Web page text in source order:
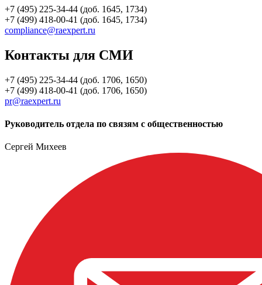
+7 (495) 225-34-44 (доб. 1645, 1734)
+7 (499) 418-00-41 (доб. 1645, 1734)
compliance@raexpert.ru
Контакты для СМИ
+7 (495) 225-34-44 (доб. 1706, 1650)
+7 (499) 418-00-41 (доб. 1706, 1650)
pr@raexpert.ru
Руководитель отдела по связям с общественностью
Сергей Михеев